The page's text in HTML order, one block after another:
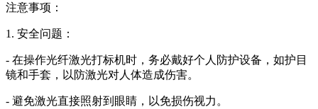
注意事项：
1. 安全问题：
- 在操作光纤激光打标机时，务必戴好个人防护设备，如护目
镜和手套，以防激光对人体造成伤害。
- 避免激光直接照射到眼睛，以免损伤视力。